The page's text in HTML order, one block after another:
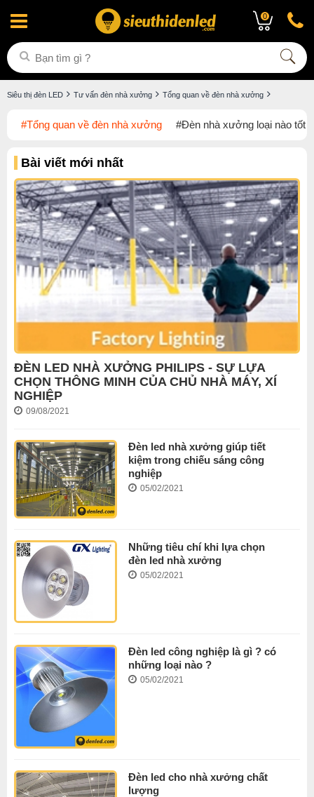
0
Siêu thị đèn LED Tư vấn đèn nhà xưởng Tổng quan về đèn nhà xưởng
#Tổng quan về đèn nhà xưởng #Đèn nhà xưởng loại nào tốt ?
Bài viết mới nhất
ĐÈN LED NHÀ XƯỞNG PHILIPS - SỰ LỰA
CHỌN THÔNG MINH CỦA CHỦ NHÀ MÁY, XÍ
NGHIỆP
09/08/2021
Đèn led nhà xưởng giúp tiết
kiệm trong chiếu sáng công
nghiệp
05/02/2021
Những tiêu chí khi lựa chọn
đèn led nhà xưởng
05/02/2021
Đèn led công nghiệp là gì ? có
những loại nào ?
05/02/2021
Đèn led cho nhà xưởng chất
lượng